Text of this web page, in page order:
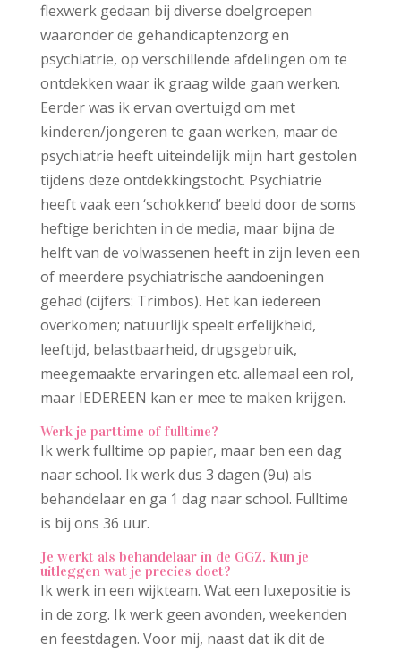
flexwerk gedaan bij diverse doelgroepen
waaronder de gehandicaptenzorg en
psychiatrie, op verschillende afdelingen om te
ontdekken waar ik graag wilde gaan werken.
Eerder was ik ervan overtuigd om met
kinderen/jongeren te gaan werken, maar de
psychiatrie heeft uiteindelijk mijn hart gestolen
tijdens deze ontdekkingstocht. Psychiatrie
heeft vaak een ‘schokkend’ beeld door de soms
heftige berichten in de media, maar bijna de
helft van de volwassenen heeft in zijn leven een
of meerdere psychiatrische aandoeningen
gehad (cijfers: Trimbos). Het kan iedereen
overkomen; natuurlijk speelt erfelijkheid,
leeftijd, belastbaarheid, drugsgebruik,
meegemaakte ervaringen etc. allemaal een rol,
maar IEDEREEN kan er mee te maken krijgen.
Werk je parttime of fulltime?
Ik werk fulltime op papier, maar ben een dag
naar school. Ik werk dus 3 dagen (9u) als
behandelaar en ga 1 dag naar school. Fulltime
is bij ons 36 uur.
Je werkt als behandelaar in de GGZ. Kun je
uitleggen wat je precies doet?
Ik werk in een wijkteam. Wat een luxepositie is
in de zorg. Ik werk geen avonden, weekenden
en feestdagen. Voor mij, naast dat ik dit de